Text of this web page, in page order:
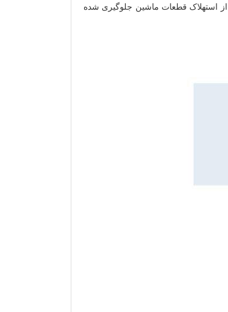
استهلاک قطعات ماشین جلوگیری شده